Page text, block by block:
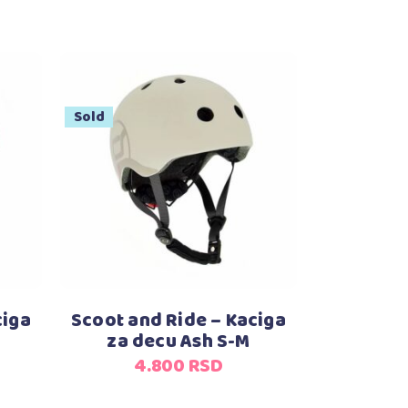
Sold
Pročitajte još
Scoot and Ride – Kaciga
za decu Ash S-M
4.800RSD